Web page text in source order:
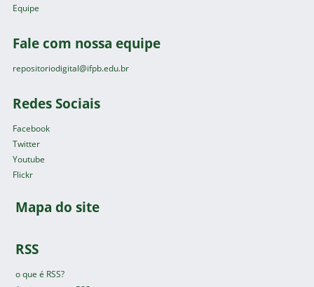
Equipe
Fale com nossa equipe
repositoriodigital@ifpb.edu.br
Redes Sociais
Facebook
Twitter
Youtube
Flickr
Mapa do site
RSS
o que é RSS?